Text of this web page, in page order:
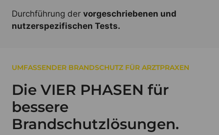
Durchführung der vorgeschriebenen und
nutzerspezifischen Tests.
UMFASSENDER BRANDSCHUTZ FÜR ARZTPRAXEN
Die VIER PHASEN für
bessere
Brandschutzlösungen.